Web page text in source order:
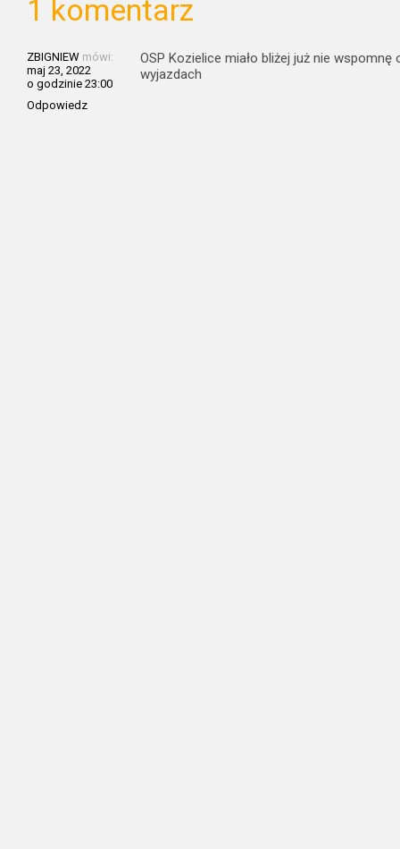
1 komentarz
ZBIGNIEW mówi:
maj 23, 2022
o godzinie 23:00
Odpowiedz
OSP Kozielice miało bliżej już nie
wyjazdach